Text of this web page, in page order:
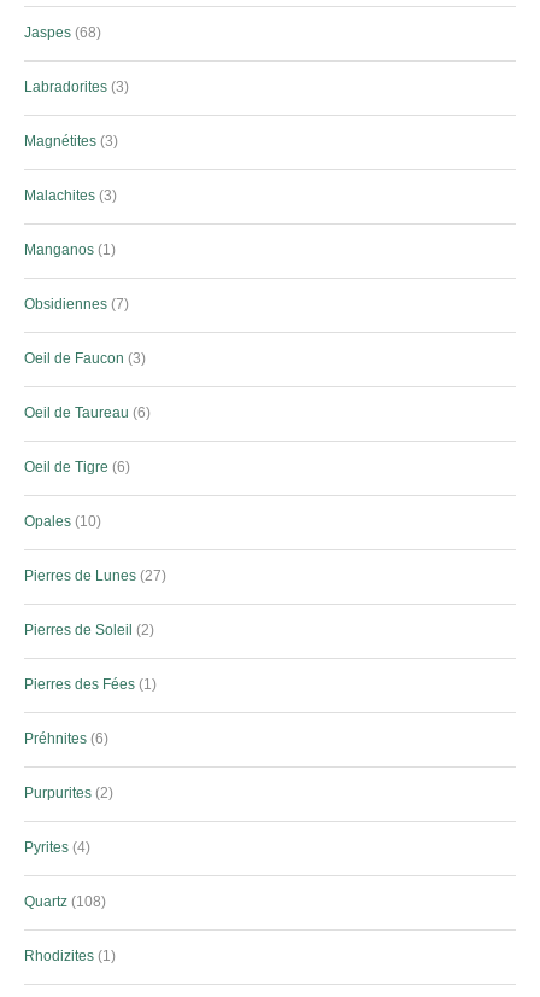
Jaspes 68
Labradorites 3
Magnétites 3
Malachites 3
Manganos 1
Obsidiennes 7
Oeil de Faucon 3
Oeil de Taureau 6
Oeil de Tigre 6
Opales 10
Pierres de Lunes 27
Pierres de Soleil 2
Pierres des Fées 1
Préhnites 6
Purpurites 2
Pyrites 4
Quartz 108
Rhodizites 1